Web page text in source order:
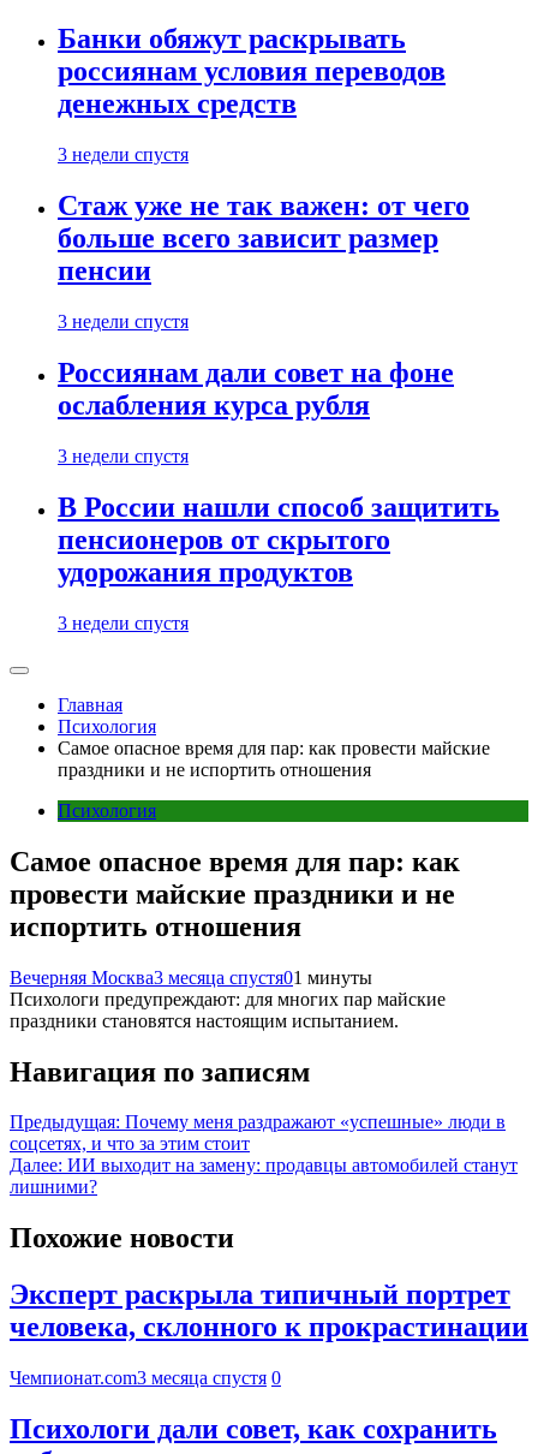
Банки обяжут раскрывать
россиянам условия переводов
денежных средств
3 недели спустя
Стаж уже не так важен: от чего
больше всего зависит размер
пенсии
3 недели спустя
Россиянам дали совет на фоне
ослабления курса рубля
3 недели спустя
В России нашли способ защитить
пенсионеров от скрытого
удорожания продуктов
3 недели спустя
Главная
Психология
Самое опасное время для пар: как провести майские
праздники и не испортить отношения
Психология
Самое опасное время для пар: как
провести майские праздники и не
испортить отношения
Вечерняя Москва3 месяца спустя01 минуты
Психологи предупреждают: для многих пар майские
праздники становятся настоящим испытанием.
Навигация по записям
Предыдущая: Почему меня раздражают «успешные» люди в
соцсетях, и что за этим стоит
Далее: ИИ выходит на замену: продавцы автомобилей станут
лишними?
Похожие новости
Эксперт раскрыла типичный портрет
человека, склонного к прокрастинации
Чемпионат.com3 месяца спустя 0
Психологи дали совет, как сохранить